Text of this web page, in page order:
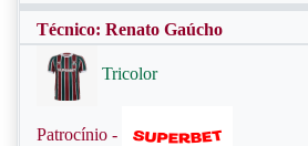
Técnico: Renato Gaúcho
Tricolor
Patrocínio -